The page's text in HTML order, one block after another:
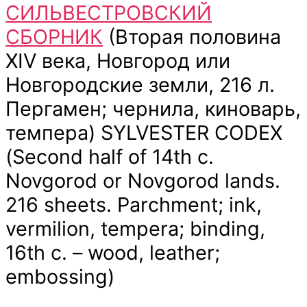
СИЛЬВЕСТРОВСКИЙ
СБОРНИК (Вторая половина
XIV века, Новгород или
Новгородские земли, 216 л.
Пергамен; чернила, киноварь,
темпера) SYLVESTER CODEX
(Second half of 14th c.
Novgorod or Novgorod lands.
216 sheets. Parchment; ink,
vermilion, tempera; binding,
16th c. – wood, leather;
embossing)